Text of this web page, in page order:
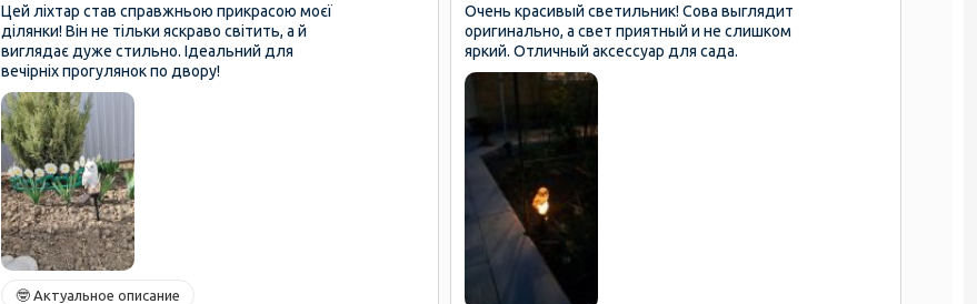
Цей ліхтар став справжньою прикрасою моєї
ділянки! Він не тільки яскраво світить, а й
виглядає дуже стильно. Ідеальний для
вечірніх прогулянок по двору!
🤓 Актуальное описание
Очень красивый светильник! Сова выглядит
оригинально, а свет приятный и не слишком
яркий. Отличный аксессуар для сада.